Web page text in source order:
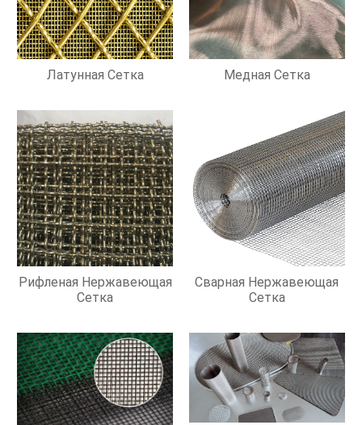
Латунная Сетка Медная Сетка
Рифленая Нержавеющая
Сетка
Сварная Нержавеющая
Сетка